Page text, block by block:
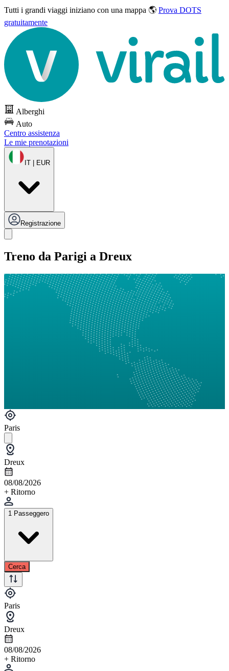
Tutti i grandi viaggi iniziano con una mappa 🌎 Prova DOTS
gratuitamente
Alberghi
Auto
Centro assistenza
Le mie prenotazioni
IT | EUR
Registrazione
Treno da Parigi a Dreux
Paris
Dreux
08/08/2026
+ Ritorno
1 Passeggero
Cerca
Paris
Dreux
08/08/2026
+ Ritorno